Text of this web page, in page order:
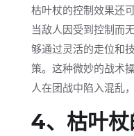
枯叶杖的控制效果还
当敌人因受到控制而
够通过灵活的走位和
策。这种微妙的战术
人在团战中陷入混乱
4、枯叶